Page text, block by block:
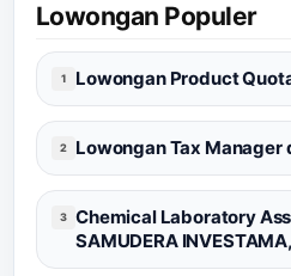
Lowongan Populer
1 Lowongan Product
2 Lowongan Tax Manager
3
Chemical Laboratory
SAMUDERA